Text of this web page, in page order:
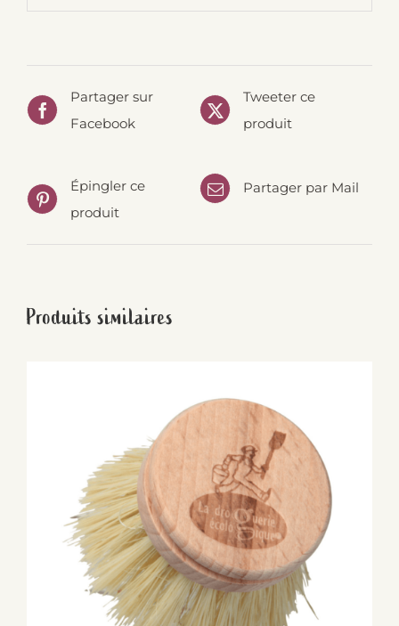
Partager sur
Facebook
Tweeter ce
produit
Épingler ce
produit
Partager par Mail
Produits similaires